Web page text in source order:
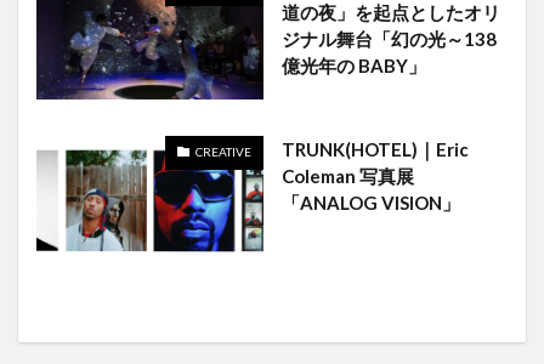
道の夜」を起点としたオリ
ジナル舞台「幻の光～138
億光年の BABY」
CREATIVE
TRUNK(HOTEL)｜Eric
Coleman 写真展
「ANALOG VISION」